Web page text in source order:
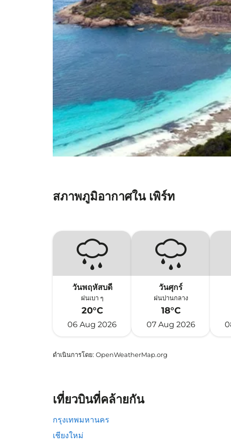
สภาพภูมิอากาศใน เพิร์ท
วันพฤหัสบดี
ฝนเบา ๆ
20°C
06 Aug 2026
วันศุกร์
ฝนปานกลาง
18°C
07 Aug 2026
ดำเนินการโดย: OpenWeatherMap.org
เที่ยวบินที่คล้ายกัน
กรุงเทพมหานคร
เชียงใหม่